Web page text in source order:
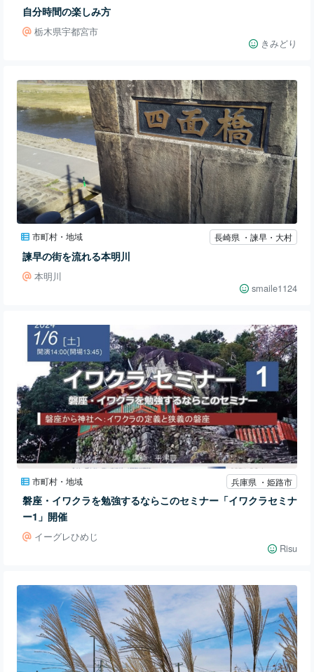
自分時間の楽しみ方
栃木県宇都宮市
きみどり
市町村・地域 長崎県 ・諫早・大村
諫早の街を流れる本明川
本明川
smaile1124
市町村・地域 兵庫県 ・姫路市
磐座・イワクラを勉強するならこのセミナー「イワクラセミナ
ー1」開催
イーグレひめじ
Risu